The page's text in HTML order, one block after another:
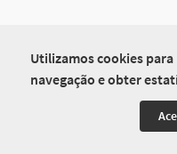
Utilizamos cookies
navegação e obter